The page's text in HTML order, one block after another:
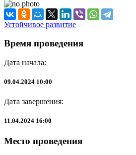
Устойчивое развитие
Время проведения
Дата начала:
09.04.2024 10:00
Дата завершения:
11.04.2024 16:00
Место проведения